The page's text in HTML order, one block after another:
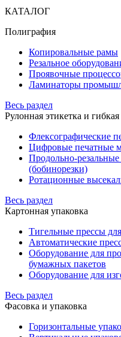
КАТАЛОГ
Полиграфия
Копировальные рамы
Резальное
Проявочные
Ламинаторы
Весь раздел
Рулонная этикетка и
Флексографические
Цифровые печатные
Продольно-
(бобинорезки)
Ротационные
Весь раздел
Картонная упаковка
Тигельные прессы
Автоматические
Оборудование для
бумажных пакетов
Оборудование для
Весь раздел
Фасовка и упаковка
Горизонтальные